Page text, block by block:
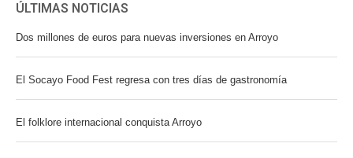
ÚLTIMAS NOTICIAS
Dos millones de euros para nuevas inversiones en Arroyo
El Socayo Food Fest regresa con tres días de gastronomía
El folklore internacional conquista Arroyo